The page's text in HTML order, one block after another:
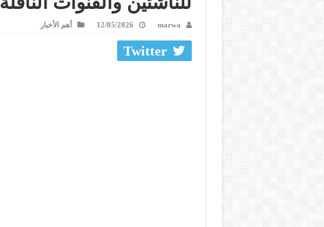
marwa
12/05/2026 أهم الأخبار
Twitter